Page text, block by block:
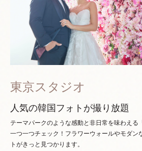
東京スタジオ
人気の韓国フォトが撮り放題
テーマパークのような感動と非日常を味わえる
一つ一つチェック！ フラワーウォールやモダン
トがきっと見つかります。